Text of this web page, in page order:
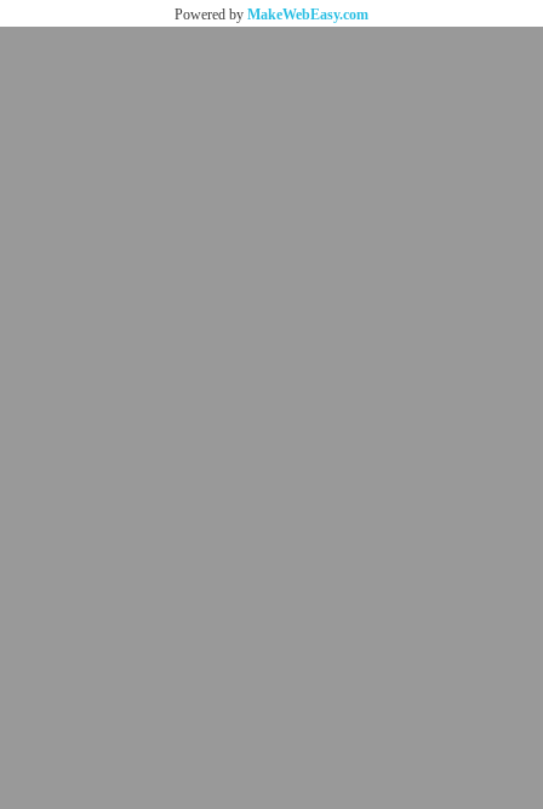
Powered by MakeWebEasy.com